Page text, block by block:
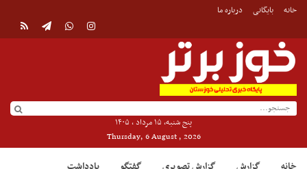
خانه بایگانی درباره ما
پنج شنبه, ۱۵ مرداد , ۱۴۰۵
Thursday, 6 August , 2026